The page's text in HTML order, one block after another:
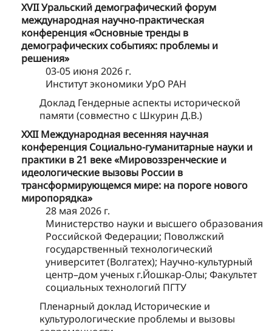
XVII Уральский демографический форум
международная научно-практическая
конференция «Основные тренды в
демографических событиях: проблемы и
решения»
03-05 июня 2026 г.
Институт экономики УрО РАН
Доклад Гендерные аспекты исторической
памяти (совместно с Шкурин Д.В.)
ХXII Международная весенняя научная
конференция Социально-гуманитарные науки и
практики в 21 веке «Мировоззренческие и
идеологические вызовы России в
трансформирующемся мире: на пороге нового
миропорядка»
28 мая 2026 г.
Министерство науки и высшего образования
Российской Федерации; Поволжский
государственный технологический
университет (Волгатех); Научно-культурный
центр–дом ученых г.Йошкар-Олы; Факультет
социальных технологий ПГТУ
Пленарный доклад Исторические и
культурологические проблемы и вызовы